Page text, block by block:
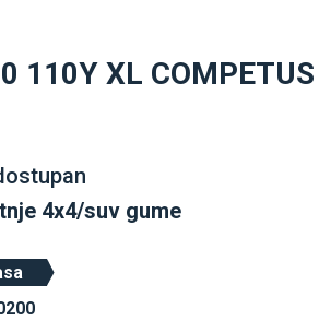
110Y XL COMPETUS
4x4/suv gume